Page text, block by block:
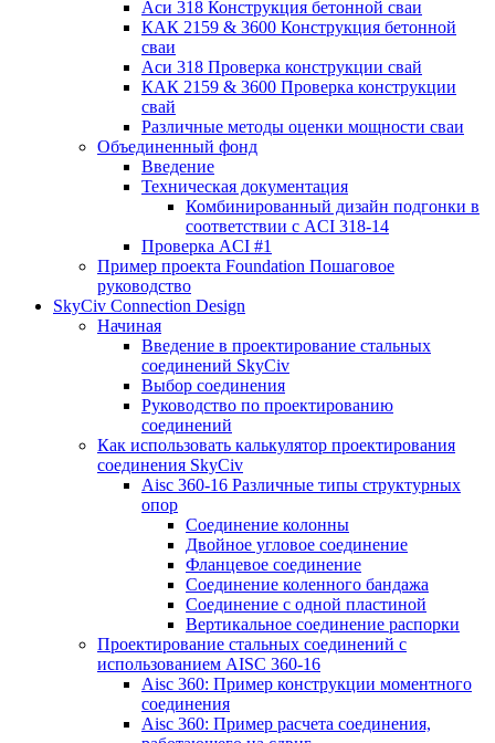
Аси 318 Конструкция бетонной сваи
КАК 2159 & 3600 Конструкция бетонной
сваи
Аси 318 Проверка конструкции свай
КАК 2159 & 3600 Проверка конструкции
свай
Различные методы оценки мощности сваи
Объединенный фонд
Введение
Техническая документация
Комбинированный дизайн подгонки в
соответствии с ACI 318-14
Проверка ACI #1
Пример проекта Foundation Пошаговое
руководство
SkyCiv Connection Design
Начиная
Введение в проектирование стальных
соединений SkyCiv
Выбор соединения
Руководство по проектированию
соединений
Как использовать калькулятор проектирования
соединения SkyCiv
Aisc 360-16 Различные типы структурных
опор
Соединение колонны
Двойное угловое соединение
Фланцевое соединение
Соединение коленного бандажа
Соединение с одной пластиной
Вертикальное соединение распорки
Проектирование стальных соединений с
использованием AISC 360-16
Aisc 360: Пример конструкции моментного
соединения
Aisc 360: Пример расчета соединения,